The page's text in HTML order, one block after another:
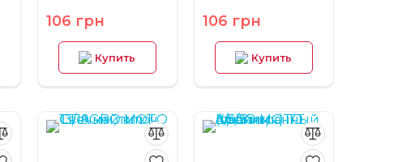
106 грн
Купить
106 грн
Купить